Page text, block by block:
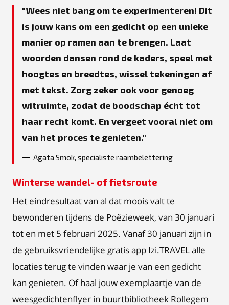
Wees niet bang om te experimenteren! Dit
is jouw kans om een gedicht op een unieke
manier op ramen aan te brengen. Laat
woorden dansen rond de kaders, speel met
hoogtes en breedtes, wissel tekeningen af
met tekst. Zorg zeker ook voor genoeg
witruimte, zodat de boodschap écht tot
haar recht komt. En vergeet vooral niet om
van het proces te genieten.
Agata Smok, specialiste raambelettering
Winterse wandel- of fietsroute
Het eindresultaat van al dat moois valt te
bewonderen tijdens de Poëzieweek, van 30 januari
tot en met 5 februari 2025. Vanaf 30 januari zijn in
de gebruiksvriendelijke gratis app Izi.TRAVEL alle
locaties terug te vinden waar je van een gedicht
kan genieten. Of haal jouw exemplaartje van de
weesgedichtenflyer in buurtbibliotheek Rollegem